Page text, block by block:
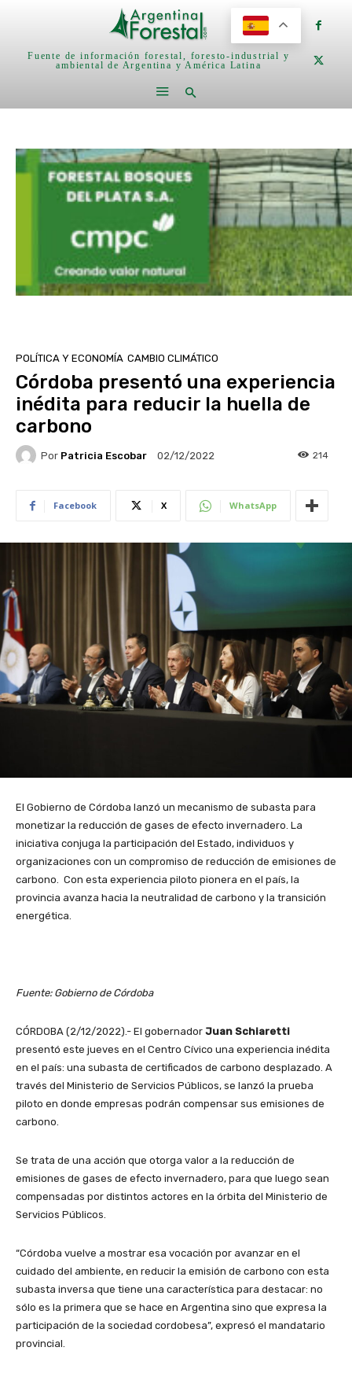
Fuente de información forestal, foresto-industrial y
ambiental de Argentina y América Latina
POLÍTICA Y ECONOMÍA CAMBIO CLIMÁTICO
Córdoba presentó una experiencia
inédita para reducir la huella de
carbono
Por Patricia Escobar 02/12/2022 214
Facebook X WhatsApp
El Gobierno de Córdoba lanzó un mecanismo de subasta para
monetizar la reducción de gases de efecto invernadero. La
iniciativa conjuga la participación del Estado, individuos y
organizaciones con un compromiso de reducción de emisiones de
carbono. Con esta experiencia piloto pionera en el país, la
provincia avanza hacia la neutralidad de carbono y la transición
energética.
Fuente: Gobierno de Córdoba
CÓRDOBA (2/12/2022).- El gobernador Juan Schiaretti
presentó este jueves en el Centro Cívico una experiencia inédita
en el país: una subasta de certificados de carbono desplazado. A
través del Ministerio de Servicios Públicos, se lanzó la prueba
piloto en donde empresas podrán compensar sus emisiones de
carbono.
Se trata de una acción que otorga valor a la reducción de
emisiones de gases de efecto invernadero, para que luego sean
compensadas por distintos actores en la órbita del Ministerio de
Servicios Públicos.
“Córdoba vuelve a mostrar esa vocación por avanzar en el
cuidado del ambiente, en reducir la emisión de carbono con esta
subasta inversa que tiene una característica para destacar: no
sólo es la primera que se hace en Argentina sino que expresa la
participación de la sociedad cordobesa”, expresó el mandatario
provincial.